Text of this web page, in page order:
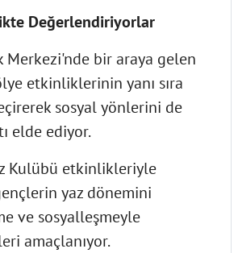
Değerlendiriyorlar
Merkezi'nde bir araya gelen
etkinliklerinin yanı sıra
sosyal yönlerini de
elde ediyor.
Kulübü etkinlikleriyle
yaz dönemini
ve sosyalleşmeyle
amaçlanıyor.